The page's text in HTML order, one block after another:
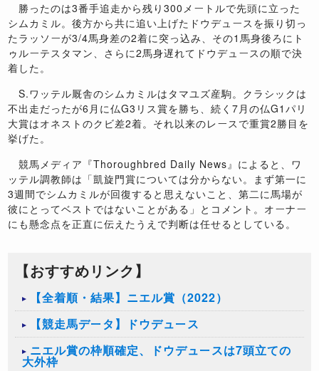
勝ったのは3番手追走から残り300メートルで先頭に立った
シムカミル。後方から共に追い上げたドウデュースを振り切っ
たラッソーが3/4馬身差の2着に突っ込み、その1馬身後ろにト
ゥルーテスタマン、さらに2馬身遅れてドウデュースの順で決
着した。
S.ワッテル厩舎のシムカミルはタマユズ産駒。クラシックは
不出走だったが6月に仏G3リス賞を勝ち、続く7月の仏G1パリ
大賞はオネストのクビ差2着。それ以来のレースで重賞2勝目を
挙げた。
競馬メディア『Thoroughbred Daily News』によると、ワ
ッテル調教師は「凱旋門賞については分からない。まず第一に
3週間でシムカミルが回復すると思えないこと、第二に馬場が
彼にとってベストではないことがある」とコメント。オーナー
にも懸念点を正直に伝えたうえで判断は任せるとしている。
【おすすめリンク】
【全着順・結果】ニエル賞（2022）
【競走馬データ】ドウデュース
ニエル賞の枠順確定、ドウデュースは7頭立ての
大外枠